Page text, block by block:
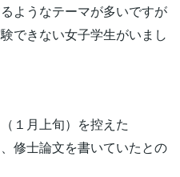
ようなテーマが多いですが
できない女子学生がいまし
１月上旬）を控えた
修士論文を書いていたとの